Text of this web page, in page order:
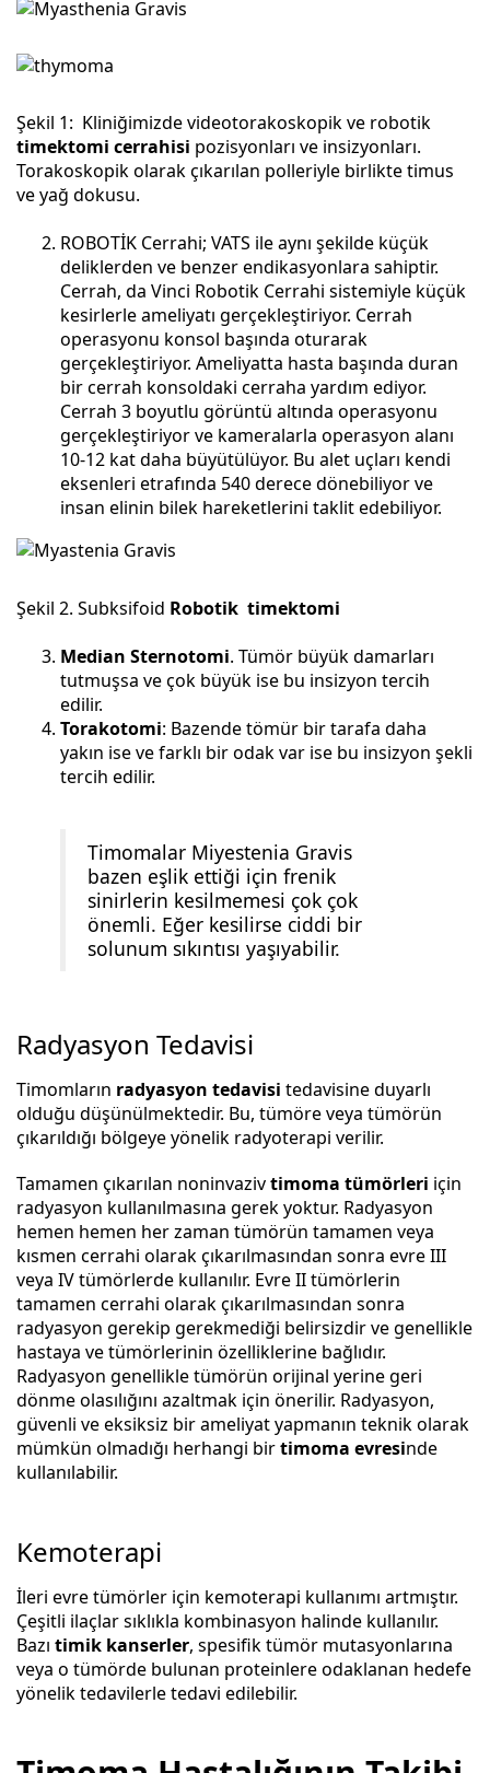
Şekil 1: Kliniğimizde videotorakoskopik ve robotik
timektomi cerrahisi pozisyonları ve insizyonları.
Torakoskopik olarak çıkarılan polleriyle birlikte timus
ve yağ dokusu.
ROBOTİK Cerrahi; VATS ile aynı şekilde küçük
deliklerden ve benzer endikasyonlara sahiptir.
Cerrah, da Vinci Robotik Cerrahi sistemiyle küçük
kesirlerle ameliyatı gerçekleştiriyor. Cerrah
operasyonu konsol başında oturarak
gerçekleştiriyor. Ameliyatta hasta başında duran
bir cerrah konsoldaki cerraha yardım ediyor.
Cerrah 3 boyutlu görüntü altında operasyonu
gerçekleştiriyor ve kameralarla operasyon alanı
10-12 kat daha büyütülüyor. Bu alet uçları kendi
eksenleri etrafında 540 derece dönebiliyor ve
insan elinin bilek hareketlerini taklit edebiliyor.
Şekil 2. Subksifoid Robotik timektomi
Median Sternotomi. Tümör büyük damarları
tutmuşsa ve çok büyük ise bu insizyon tercih
edilir.
Torakotomi: Bazende tömür bir tarafa daha
yakın ise ve farklı bir odak var ise bu insizyon şekli
tercih edilir.
Timomalar Miyestenia Gravis
bazen eşlik ettiği için frenik
sinirlerin kesilmemesi çok çok
önemli. Eğer kesilirse ciddi bir
solunum sıkıntısı yaşıyabilir.
Radyasyon Tedavisi
Timomların radyasyon tedavisi tedavisine duyarlı
olduğu düşünülmektedir. Bu, tümöre veya tümörün
çıkarıldığı bölgeye yönelik radyoterapi verilir.
Tamamen çıkarılan noninvazivtimoma tümörleri için
radyasyon kullanılmasına gerek yoktur. Radyasyon
hemen hemen her zaman tümörün tamamen veya
kısmen cerrahi olarak çıkarılmasından sonra evre III
veya IV tümörlerde kullanılır. Evre II tümörlerin
tamamen cerrahi olarak çıkarılmasından sonra
radyasyon gerekip gerekmediği belirsizdir ve genellikle
hastaya ve tümörlerinin özelliklerine bağlıdır.
Radyasyon genellikle tümörün orijinal yerine geri
dönme olasılığını azaltmak için önerilir. Radyasyon,
güvenli ve eksiksiz bir ameliyat yapmanın teknik olarak
mümkün olmadığı herhangi birtimoma evresinde
kullanılabilir.
Kemoterapi
İleri evre tümörler için kemoterapi kullanımı artmıştır.
Çeşitli ilaçlar sıklıkla kombinasyon halinde kullanılır.
Bazı timik kanserler, spesifik tümör mutasyonlarına
veya o tümörde bulunan proteinlere odaklanan hedefe
yönelik tedavilerle tedavi edilebilir.